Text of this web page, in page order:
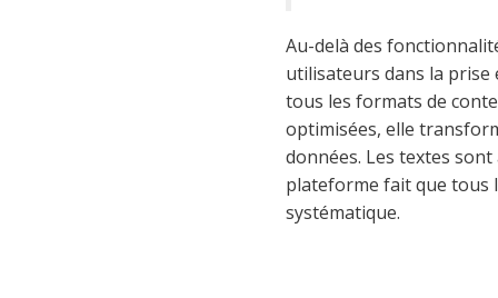
Au-delà des
utilisateurs dans la prise
tous les formats de
optimisées, elle
données. Les textes
plateforme fait que tous
systématique.